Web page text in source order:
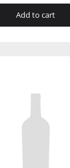
Add to cart